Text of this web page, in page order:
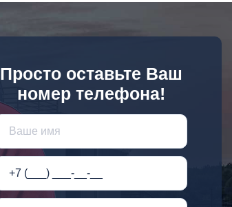
Просто оставьте Ваш
номер телефона!